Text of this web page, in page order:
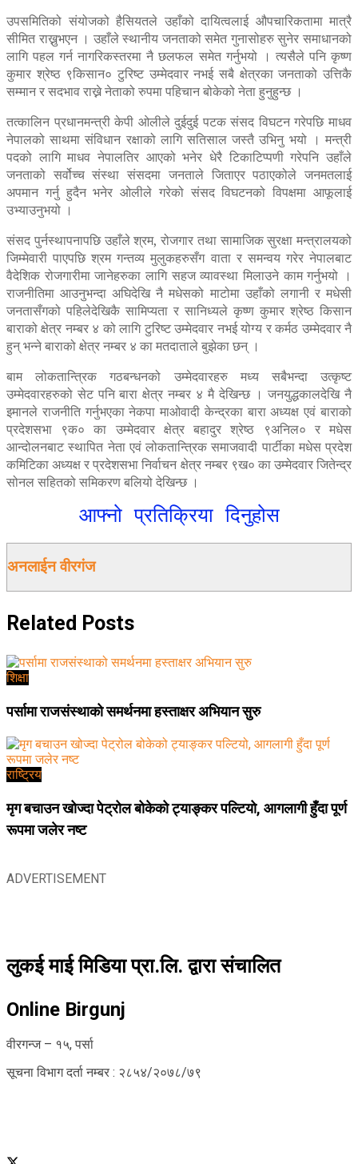
उपसमितिको संयोजको हैसियतले उहाँको दायित्वलाई औपचारिकतामा मात्रै
सीमित राख्नुभएन । उहाँले स्थानीय जनताको समेत गुनासोहरु सुनेर समाधानको
लागि पहल गर्न नागरिकस्तरमा नै छलफल समेत गर्नुभयो । त्यसैले पनि कृष्ण
कुमार श्रेष्ठ ९किसान० टुरिष्ट उम्मेदवार नभई सबै क्षेत्रका जनताको उत्तिकै
सम्मान र सदभाव राख्ने नेताको रुपमा पहिचान बोकेको नेता हुनुहुन्छ ।
तत्कालिन प्रधानमन्त्री केपी ओलीले दुईदुई पटक संसद विघटन गरेपछि माधव
नेपालको साथमा संविधान रक्षाको लागि सतिसाल जस्तै उभिनु भयो । मन्त्री
पदको लागि माधव नेपालतिर आएको भनेर धेरै टिकाटिप्पणी गरेपनि उहाँले
जनताको सर्वोच्च संस्था संसदमा जनताले जिताएर पठाएकोले जनमतलाई
अपमान गर्नु हुदैन भनेर ओलीले गरेको संसद विघटनको विपक्षमा आफूलाई
उभ्याउनुभयो ।
संसद पुर्नस्थापनापछि उहाँले श्रम, रोजगार तथा सामाजिक सुरक्षा मन्त्रालयको
जिम्मेवारी पाएपछि श्रम गन्तव्य मुलुकहरुसँग वाता र समन्वय गरेर नेपालबाट
वैदेशिक रोजगारीमा जानेहरुका लागि सहज व्यावस्था मिलाउने काम गर्नुभयो ।
राजनीतिमा आउनुभन्दा अघिदेखि नै मधेसको माटोमा उहाँको लगानी र मधेसी
जनतासँगको पहिलेदेखिकै सामिप्यता र सानिध्यले कृष्ण कुमार श्रेष्ठ किसान
बाराको क्षेत्र नम्बर ४ को लागि टुरिष्ट उम्मेदवार नभई योग्य र कर्मठ उम्मेदवार नै
हुन् भन्ने बाराको क्षेत्र नम्बर ४ का मतदाताले बुझेका छन् ।
बाम लोकतान्त्रिक गठबन्धनको उम्मेदवारहरु मध्य सबैभन्दा उत्कृष्ट
उम्मेदवारहरुको सेट पनि बारा क्षेत्र नम्बर ४ मै देखिन्छ । जनयुद्धकालदेखि नै
इमानले राजनीति गर्नुभएका नेकपा माओवादी केन्द्रका बारा अध्यक्ष एवं बाराको
प्रदेशसभा ९क० का उम्मेदवार क्षेत्र बहादुर श्रेष्ठ ९अनिल० र मधेस
आन्दोलनबाट स्थापित नेता एवं लोकतान्त्रिक समाजवादी पार्टीका मधेस प्रदेश
कमिटिका अध्यक्ष र प्रदेशसभा निर्वाचन क्षेत्र नम्बर ९ख० का उम्मेदवार जितेन्द्र
सोनल सहितको समिकरण बलियो देखिन्छ ।
आफ्नो प्रतिक्रिया दिनुहोस
अनलाईन वीरगंज
Related Posts
शिक्षा
पर्सामा राजसंस्थाको समर्थनमा हस्ताक्षर अभियान सुरु
राष्ट्रिय
मृग बचाउन खोज्दा पेट्रोल बोकेको ट्याङ्कर पल्टियो, आगलागी हुँदा पूर्ण
रूपमा जलेर नष्ट
ADVERTISEMENT
लुकई माई मिडिया प्रा.लि. द्वारा संचालित
Online Birgunj
वीरगन्ज – १५, पर्सा
सूचना विभाग दर्ता नम्बर : २८५४/२०७८/७९